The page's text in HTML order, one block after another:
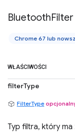
BluetoothFilter
Chrome 67 lub
WŁAŚCIWOŚCI
filterType
FilterType
Typ filtra, który